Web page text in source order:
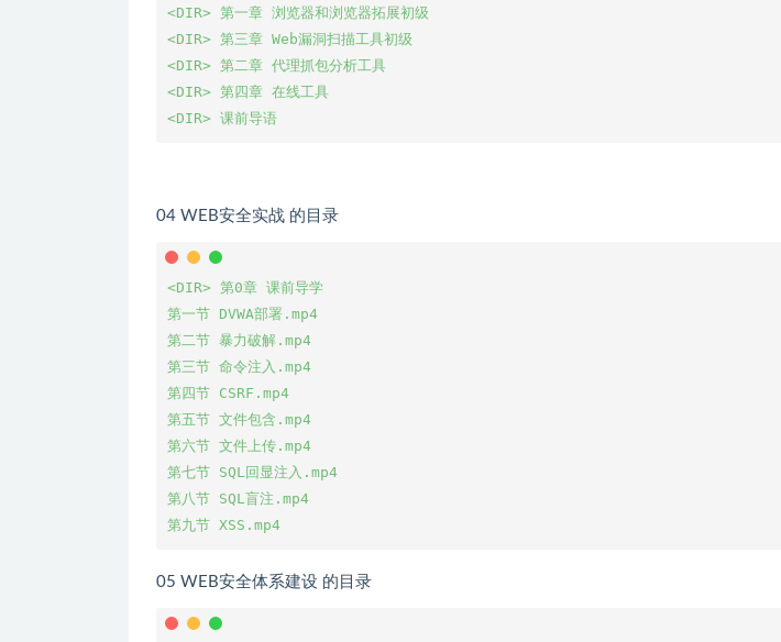
<DIR> 第一章 浏览器和浏览器拓展初级
<DIR> 第三章 Web漏洞扫描工具初级
<DIR> 第二章 代理抓包分析工具
<DIR> 第四章 在线工具
<DIR> 课前导语
04 WEB安全实战 的目录
<DIR> 第0章 课前导学
第一节 DVWA部署.mp4
第二节 暴力破解.mp4
第三节 命令注入.mp4
第四节 CSRF.mp4
第五节 文件包含.mp4
第六节 文件上传.mp4
第七节 SQL回显注入.mp4
第八节 SQL盲注.mp4
第九节 XSS.mp4
05 WEB安全体系建设 的目录